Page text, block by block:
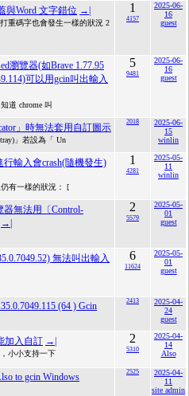
與Word 文字錯位 →|
重碼字也會發生一樣的狀況 2
1
4157
2025-06-
16
guest
瀏覽器(如Brave 1.77.95
可以用gcin叫出輸入
道 chrome 叫
5
9481
2025-06-
16
guest
」時無法套用自訂圖示
」若設為「 Un
2018
2025-06-
15
winlin
行輸入會crash(隨機發生)
有一樣的狀況： [
1
4281
2025-05-
11
winlin
器無法用〔Control-
→|
2
5579
2025-05-
01
guest
無法叫出輸入
6
11624
2025-05-
01
guest
(64 ) Gcin
2413
2025-04-
24
guest
加入自訂 →|
小小支持一下
2
5310
2025-04-
14
Also
to gcin Windows 2525
2025-04-
11
site admin